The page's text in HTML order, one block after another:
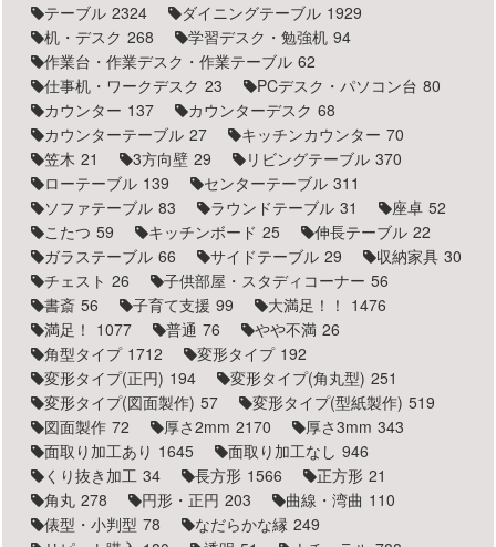
テーブル 2324 ダイニングテーブル 1929
机・デスク 268 学習デスク・勉強机 94
作業台・作業デスク・作業テーブル 62
仕事机・ワークデスク 23 PCデスク・パソコン台 80
カウンター 137 カウンターデスク 68
カウンターテーブル 27 キッチンカウンター 70
笠木 21 3方向壁 29 リビングテーブル 370
ローテーブル 139 センターテーブル 311
ソファテーブル 83 ラウンドテーブル 31 座卓 52
こたつ 59 キッチンボード 25 伸長テーブル 22
ガラステーブル 66 サイドテーブル 29 収納家具 30
チェスト 26 子供部屋・スタディコーナー 56
書斎 56 子育て支援 99 大満足！！ 1476
満足！ 1077 普通 76 やや不満 26
角型タイプ 1712 変形タイプ 192
変形タイプ(正円) 194 変形タイプ(角丸型) 251
変形タイプ(図面製作) 57 変形タイプ(型紙製作) 519
図面製作 72 厚さ2mm 2170 厚さ3mm 343
面取り加工あり 1645 面取り加工なし 946
くり抜き加工 34 長方形 1566 正方形 21
角丸 278 円形・正円 203 曲線・湾曲 110
俵型・小判型 78 なだらかな縁 249